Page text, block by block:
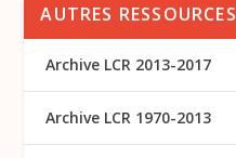
AUTRES RESSOURCES
Archive LCR 2013-2017
Archive LCR 1970-2013